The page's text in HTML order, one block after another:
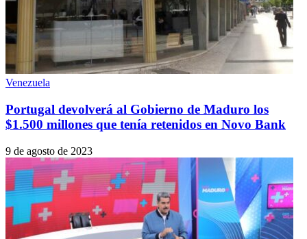
Venezuela
Portugal devolverá al Gobierno de Maduro los
$1.500 millones que tenía retenidos en Novo Bank
9 de agosto de 2023